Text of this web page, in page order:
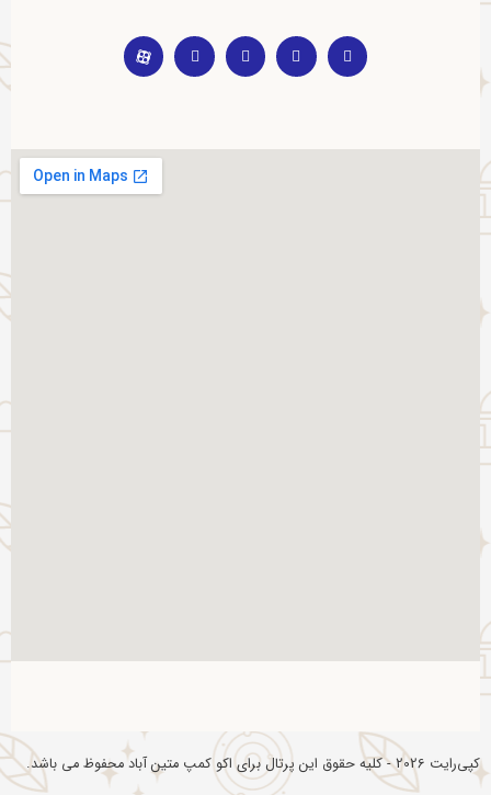
کپی‌رایت 2026 - کلیه حقوق این پرتال برای اکو کمپ متین آباد محفوظ می باشد.